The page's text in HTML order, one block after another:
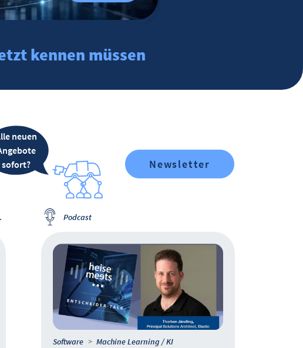
kennen müssen
neuen
sofort?
Newsletter
18.6.26 Podcast
Software Machine Learning / KI